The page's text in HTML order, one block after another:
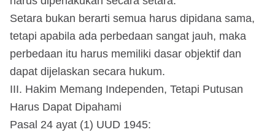
Setara bukan berarti semua harus dipidana sama,
tetapi apabila ada perbedaan sangat jauh, maka
perbedaan itu harus memiliki dasar objektif dan
dapat dijelaskan secara hukum.
III. Hakim Memang Independen, Tetapi Putusan
Harus Dapat Dipahami
Pasal 24 ayat (1) UUD 1945: